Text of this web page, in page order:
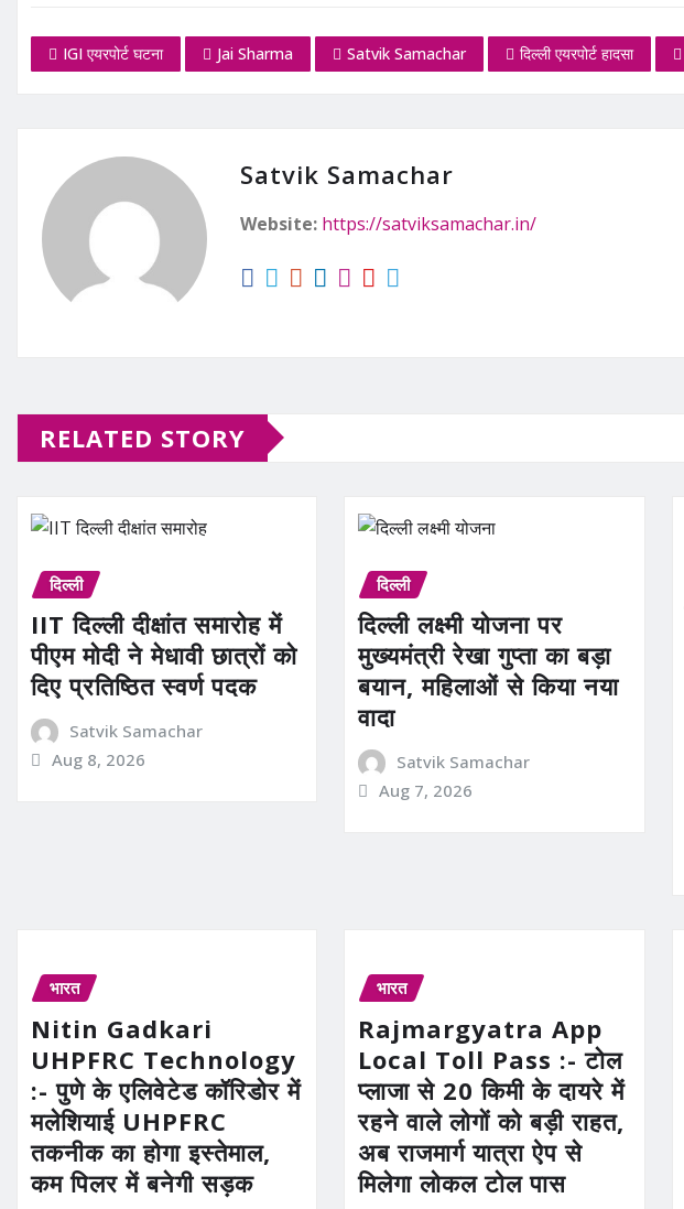
IGI एयरपोर्ट घटना Jai Sharma Satvik Samachar दिल्ली एयरपोर्ट हादसा
Satvik Samachar
Website: https://satviksamachar.in/
RELATED STORY
दिल्ली
IIT दिल्ली दीक्षांत समारोह में
पीएम मोदी ने मेधावी छात्रों को
दिए प्रतिष्ठित स्वर्ण पदक
Satvik Samachar
Aug 8, 2026
दिल्ली
दिल्ली लक्ष्मी योजना पर
मुख्यमंत्री रेखा गुप्ता का बड़ा
बयान, महिलाओं से किया नया
वादा
Satvik Samachar
Aug 7, 2026
भारत
Nitin Gadkari
UHPFRC Technology
:- पुणे के एलिवेटेड कॉरिडोर में
मलेशियाई UHPFRC
तकनीक का होगा इस्तेमाल,
कम पिलर में बनेगी सड़क
भारत
Rajmargyatra App
Local Toll Pass :- टोल
प्लाजा से 20 किमी के दायरे में
रहने वाले लोगों को बड़ी राहत,
अब राजमार्ग यात्रा ऐप से
मिलेगा लोकल टोल पास